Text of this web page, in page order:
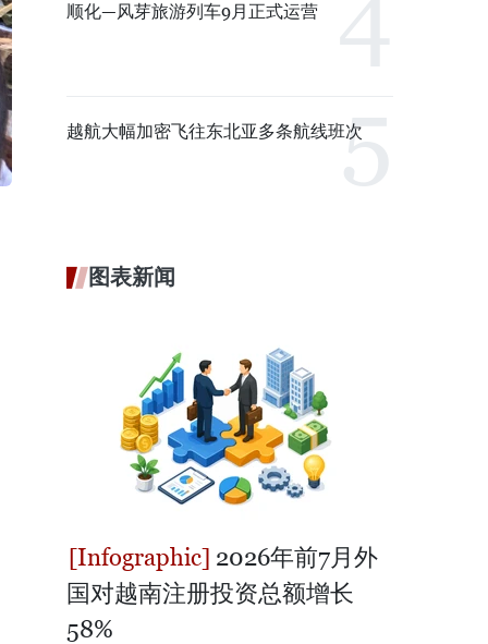
顺化—风芽旅游列车9月正式运营
越航大幅加密飞往东北亚多条航线班次
图表新闻
2026年前7月外
国对越南注册投资总额增长
58%